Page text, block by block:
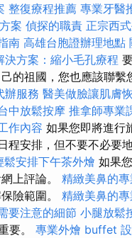
整復療程推薦 專業牙醫
案 偵探的職責 正宗西
南 高雄台胞證辦理地點
決方案：縮小毛孔療程
的祖國，您也應該聯繫
辦服務 醫美做臉讓肌膚
中放鬆按摩 推拿師專業
作內容 如果您即將進行
程安排，但不要不必要
鬆安排下午茶外燴 如果
上評論。 精緻美鼻的
險範圍。 精緻美鼻的
要注意的細節 小腿放鬆
要。 專業外燴 buffet